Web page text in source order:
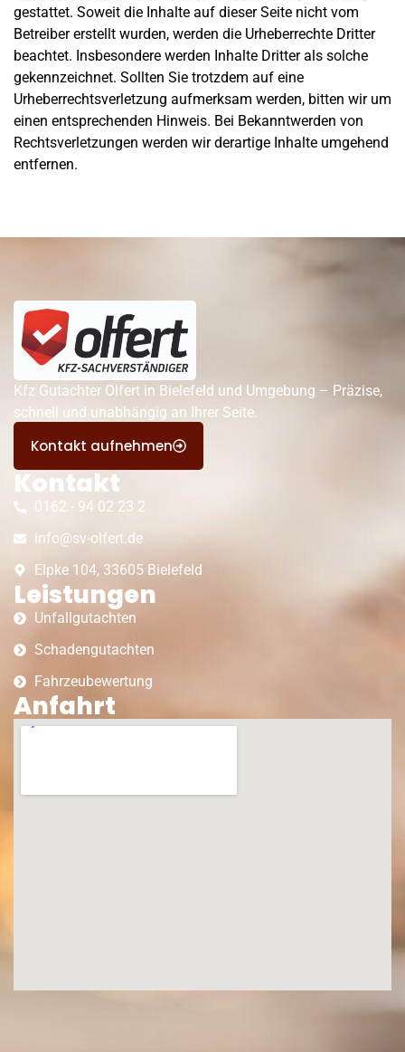
gestattet. Soweit die Inhalte auf dieser Seite nicht vom
Betreiber erstellt wurden, werden die Urheberrechte Dritter
beachtet. Insbesondere werden Inhalte Dritter als solche
gekennzeichnet. Sollten Sie trotzdem auf eine
Urheberrechtsverletzung aufmerksam werden, bitten wir um
einen entsprechenden Hinweis. Bei Bekanntwerden von
Rechtsverletzungen werden wir derartige Inhalte umgehend
entfernen.
Kfz Gutachter Olfert in Bielefeld und Umgebung – Präzise,
schnell und unabhängig an Ihrer Seite.
Kontakt aufnehmen
Kontakt
0162 - 94 02 23 2
info@sv-olfert.de
Elpke 104, 33605 Bielefeld
Leistungen
Unfallgutachten
Schadengutachten
Fahrzeubewertung
Anfahrt